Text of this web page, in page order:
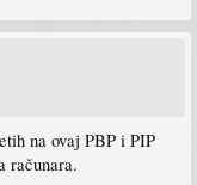
na ovaj PBP i PIP
računara.